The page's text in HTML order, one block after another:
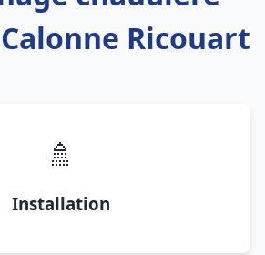
Ricouart
🚿
Installation